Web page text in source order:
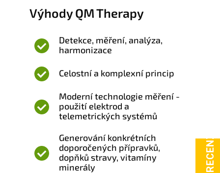
Výhody QM Therapy
Detekce, měření, analýza,
harmonizace
Celostní a komplexní princip
Moderní technologie měření -
použití elektrod a
telemetrických systémů
Generování konkrétních
doporočených přípravků,
dopňků stravy, vitamíny
minerály